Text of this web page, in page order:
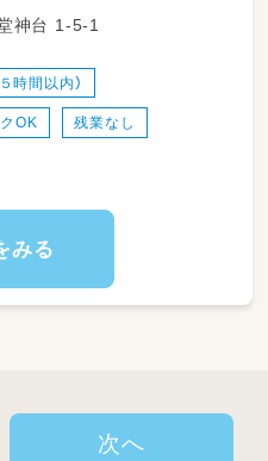
やトイレ、お着替え、お昼
フトに合わせて、笑顔でお出
と、お部屋やおもちゃの消
神台 1-5-1
時間以内）
OK 残業なし
みる
次へ